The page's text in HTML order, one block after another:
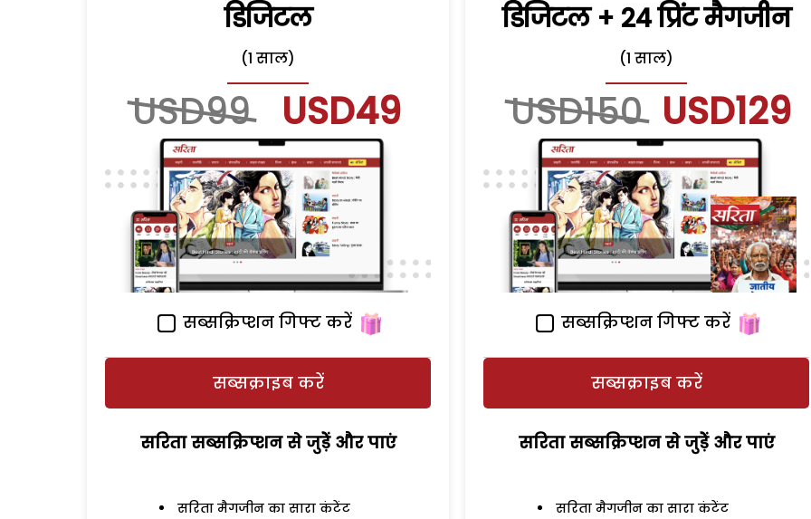
डिजिटल
(1 साल)
USD99 USD49
सब्सक्रिप्शन गिफ्ट करें
सब्सक्राइब करें
सरिता सब्सक्रिप्शन से जुड़ेें और पाएं
सरिता मैगजीन का सारा कंटेंट
डिजिटल + 24 प्रिंट मैगजीन
(1 साल)
USD150 USD129
सब्सक्रिप्शन गिफ्ट करें
सब्सक्राइब करें
सरिता सब्सक्रिप्शन से जुड़ेें और पाएं
सरिता मैगजीन का सारा कंटेंट